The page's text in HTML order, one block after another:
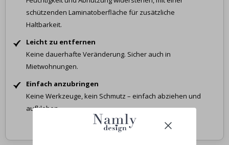
schützenden Laminatoberfläche für zusätzliche
Haltbarkeit.
Leicht zu entfernen
Keine dauerhafte Veränderung. Sicher auch in
Mietwohnungen.
Einfach anzubringen
Keine Werkzeuge, kein Schmutz – einfach abziehen und
aufkleben.